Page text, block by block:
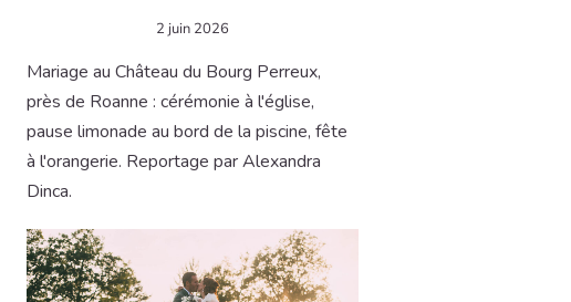
2 juin 2026
Mariage au Château du Bourg Perreux,
près de Roanne : cérémonie à l'église,
pause limonade au bord de la piscine, fête
à l'orangerie. Reportage par Alexandra
Dinca.